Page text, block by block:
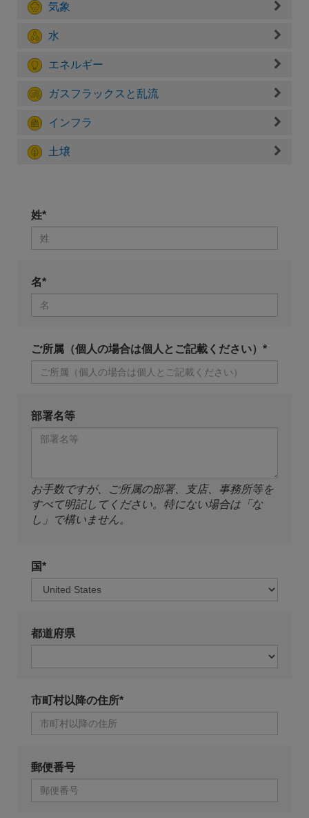
気象
水
エネルギー
ガスフラックスと乱流
インフラ
土壌
姓*
名*
ご所属（個人の場合は個人とご記載ください）*
部署名等
お手数ですが、ご所属の部署、支店、事務所等を
すべて明記してください。特にない場合は「な
し」で構いません。
国*
都道府県
市町村以降の住所*
郵便番号